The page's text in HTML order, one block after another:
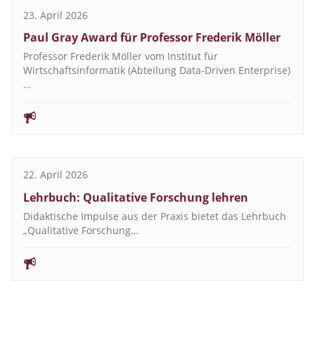
23. April 2026
Paul Gray Award für Professor Frederik Möller
Professor Frederik Möller vom Institut für
Wirtschaftsinformatik (Abteilung Data-Driven Enterprise)
…
22. April 2026
Lehrbuch: Qualitative Forschung lehren
Didaktische Impulse aus der Praxis bietet das Lehrbuch
„Qualitative Forschung…